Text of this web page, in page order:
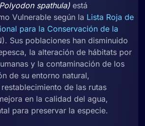
Polyodon spathula) está
Vulnerable según la Lista Roja de
para la Conservación de la
Sus poblaciones han disminuido
la alteración de hábitats por
y la contaminación de los
de su entorno natural,
de las rutas
en la calidad del agua,
para preservar la especie.